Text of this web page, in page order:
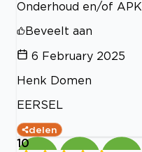
Onderhoud en/of APK
Beveelt aan
6 February 2025
Henk Domen
EERSEL
delen
10